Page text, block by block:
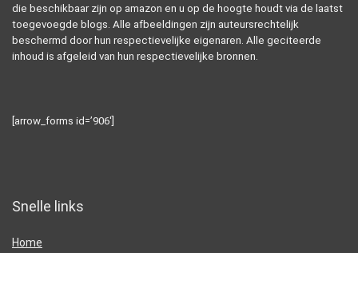
die beschikbaar zijn op amazon en u op de hoogte houdt via de laatst
toegevoegde blogs. Alle afbeeldingen zijn auteursrechtelijk
beschermd door hun respectievelijke eigenaren. Alle geciteerde
inhoud is afgeleid van hun respectievelijke bronnen.
[arrow_forms id=’906′]
Snelle links
Home